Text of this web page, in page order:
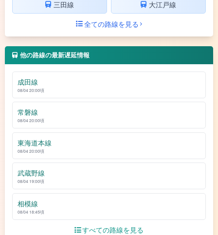
三田線
大江戸線
全ての路線を見る
他の路線の最新遅延情報
成田線
08/04 20:00頃
常磐線
08/04 20:00頃
東海道本線
08/04 20:00頃
武蔵野線
08/04 19:00頃
相模線
08/04 18:45頃
すべての路線を見る